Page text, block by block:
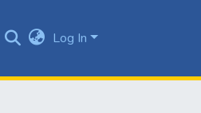
Log In